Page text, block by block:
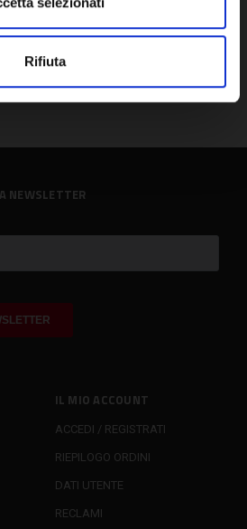
Rifiuta
IL MIO ACCOUNT
ACCEDI / REGISTRATI
RIEPILOGO ORDINI
DATI UTENTE
RECLAMI
NEWSLETTER